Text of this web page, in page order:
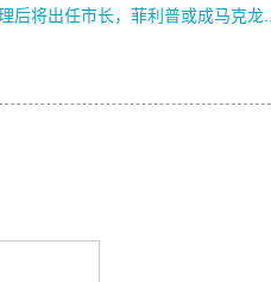
后将出任市长，菲利普或成马克龙...